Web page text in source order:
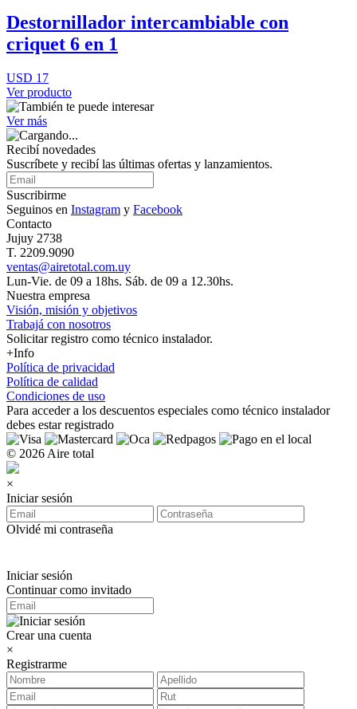
Destornillador intercambiable con
criquet 6 en 1
USD 17
Ver producto
Ver más
Recibí novedades
Suscríbete y recibí las últimas ofertas y lanzamientos.
Suscribirme
Seguinos en Instagram y Facebook
Contacto
Jujuy 2738
T. 2209.9090
ventas@airetotal.com.uy
Lun-Vie. de 09 a 18hs. Sáb. de 09 a 12.30hs.
Nuestra empresa
Visión, misión y objetivos
Trabajá con nosotros
Solicitar registro como técnico instalador.
+Info
Política de privacidad
Política de calidad
Condiciones de uso
Para acceder a los descuentos especiales como técnico instalador
debes estar registrado
© 2026 Aire total
×
Iniciar sesión
Olvidé mi contraseña
Iniciar sesión
Continuar como invitado
Crear una cuenta
×
Registrarme